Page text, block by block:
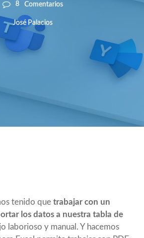
8 Comentarios
José Palacios
tenido que trabajar con un
los datos a nuestra tabla de
laborioso y manual. Y hacemos